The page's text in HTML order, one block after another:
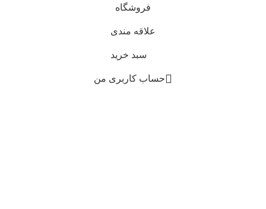
فروشگاه
علاقه مندی
سبد خرید
حساب کاربری من